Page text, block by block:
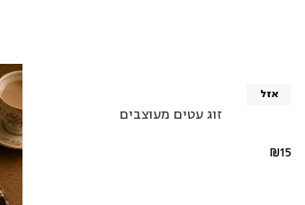
אזל
זוג עטים מעוצבים
₪15